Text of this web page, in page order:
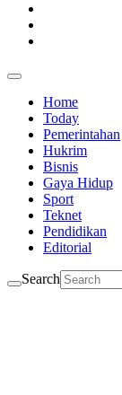
Home
Today
Pemerintahan
Hukrim
Bisnis
Gaya Hidup
Sport
Teknet
Pendidikan
Editorial
Search